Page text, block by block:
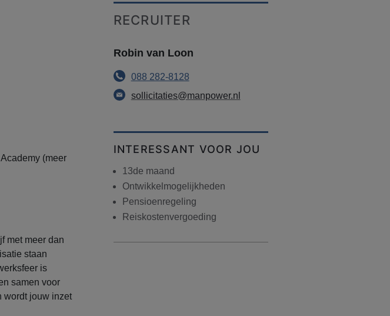
(meer
met meer dan
staan
is
samen voor
wordt jouw inzet
RECRUITER
Robin van Loon
088 282-8128
sollicitaties@manpower.nl
INTERESSANT VOOR JOU
13de maand
Ontwikkelmogelijkheden
Pensioenregeling
Reiskostenvergoeding